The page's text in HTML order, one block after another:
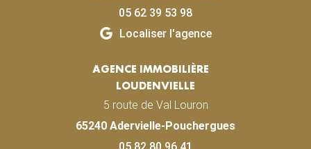
05 62 39 53 98
Localiser l'agence
AGENCE IMMOBILIÈRE
LOUDENVIELLE
5 route de Val Louron
65240 Adervielle-Pouchergues